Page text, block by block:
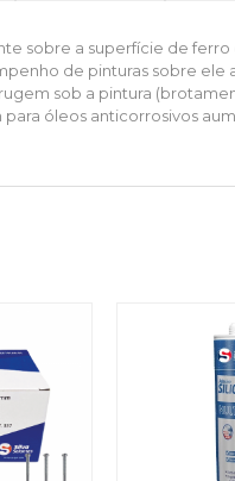
sobre a superfície de
de pinturas sobre ele
sob a pintura
óleos anticorrosivos